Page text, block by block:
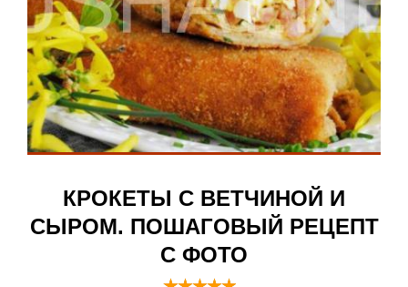
КРОКЕТЫ С ВЕТЧИНОЙ И
СЫРОМ. ПОШАГОВЫЙ РЕЦЕПТ
С ФОТО